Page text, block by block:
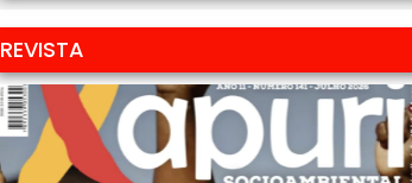
REVISTA